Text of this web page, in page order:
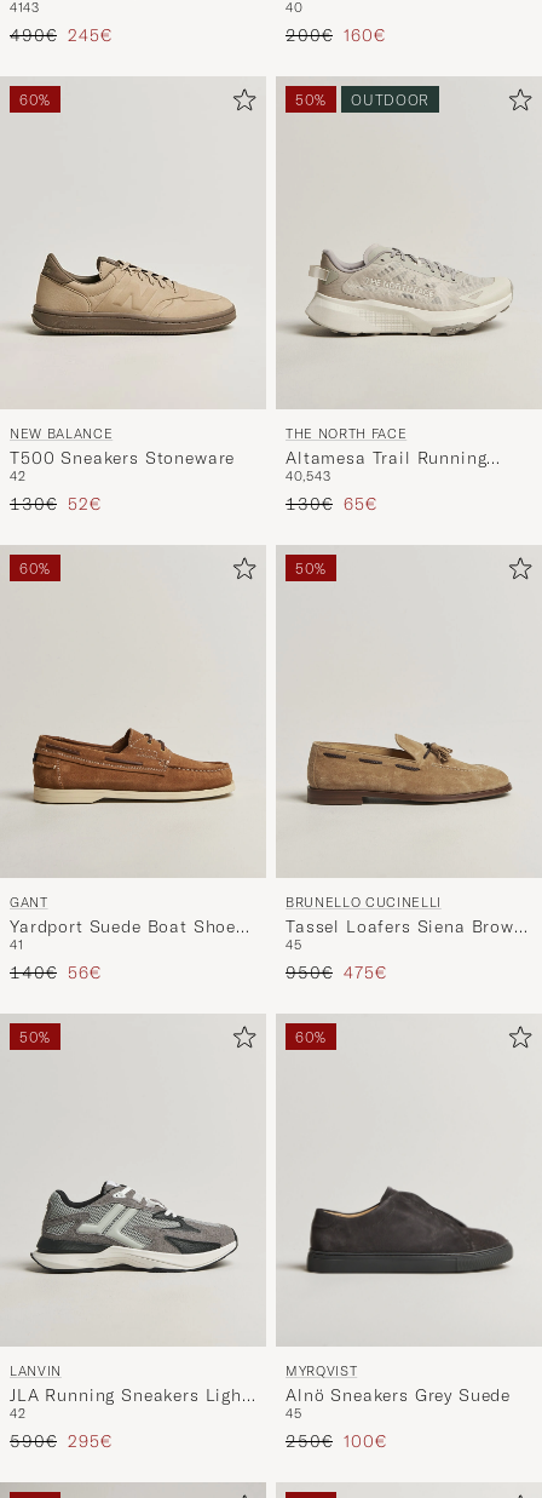
Black/White
4143
Precio ordinario
490€ Precio reducido
245€
Sand/Silver
40
Precio ordinario
200€ Precio reducido
160€
60%
NEW BALANCE
T500 Sneakers Stoneware
42
Precio ordinario
130€ Precio reducido
52€
50% OUTDOOR
THE NORTH FACE
Altamesa Trail Running
Shoes Beige
40,543
Precio ordinario
130€ Precio reducido
65€
60%
GANT
Yardport Suede Boat Shoe
Warm Sand
41
Precio ordinario
140€ Precio reducido
56€
50%
BRUNELLO CUCINELLI
Tassel Loafers Siena Brown
Suede
45
Precio ordinario
950€ Precio reducido
475€
50%
LANVIN
JLA Running Sneakers Light
Grey
42
Precio ordinario
590€ Precio reducido
295€
60%
MYRQVIST
Alnö Sneakers Grey Suede
45
Precio ordinario
250€ Precio reducido
100€